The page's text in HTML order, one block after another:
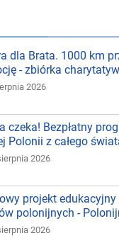
dla Brata. 1000 km
- zbiórka
2026
czeka! Bezpłatny
Polonii z całego
2026
projekt
polonijnych -
2026